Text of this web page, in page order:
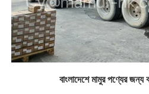
বাংলাদেশে মামুর পণ্যের জন্য